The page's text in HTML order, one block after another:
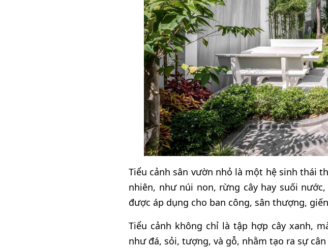
Tiểu cảnh sân vườn nhỏ là một hệ sinh thái
nhiên, như núi non, rừng cây hay suối
được áp dụng cho ban công, sân thượng,
Tiểu cảnh không chỉ là tập hợp cây xanh,
như đá, sỏi, tượng, và gỗ, nhằm tạo ra sự